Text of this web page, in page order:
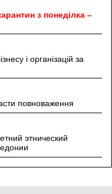
з понеділка –
і організацій за
повноваження
этнический